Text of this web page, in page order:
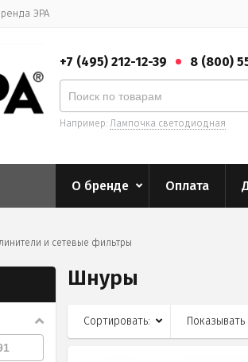
ЭРА
+7 (495) 212-12-39 8 (800)
Например: Лампочка светодиодная
О бренде Оплата
и сетевые фильтры
Шнуры
Сортировать: Показывать